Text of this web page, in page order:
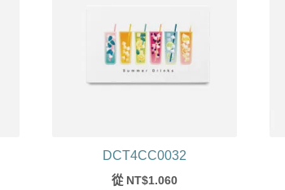
DCT4CC0032
從 NT$1.060